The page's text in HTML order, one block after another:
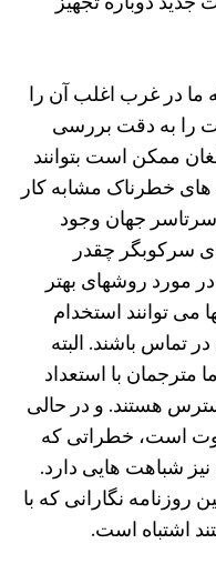
ما در غرب اغلب آن را
را به دقت بررسی
ممکن است بتوانند
های خطرناک مشابه کار
سرتاسر جهان وجود
سرکوبگر چقدر
مورد روشهای بهتر
می توانند استخدام
تماس باشند. البته
مترجمان با استعداد
هستند. و در حالی
است، خطراتی که
نیز شباهت هایی دارد.
نگارانی که با
اشتباه است.